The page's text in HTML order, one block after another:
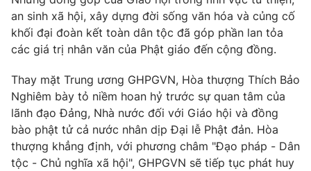
an sinh xã hội, xây dựng đời sống văn hóa và củng cố
khối đại đoàn kết toàn dân tộc đã góp phần lan tỏa
các giá trị nhân văn của Phật giáo đến cộng đồng.
Thay mặt Trung ương GHPGVN, Hòa thượng Thích Bảo
Nghiêm bày tỏ niềm hoan hỷ trước sự quan tâm của
lãnh đạo Đảng, Nhà nước đối với Giáo hội và đồng
bào phật tử cả nước nhân dịp Đại lễ Phật đản. Hòa
thượng khẳng định, với phương châm "Đạo pháp - Dân
tộc - Chủ nghĩa xã hội", GHPGVN sẽ tiếp tục phát huy